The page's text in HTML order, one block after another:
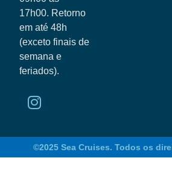
17h00. Retorno
em até 48h
(exceto finais de
semana e
feriados).
©2025 Sea Cruises. Todos os